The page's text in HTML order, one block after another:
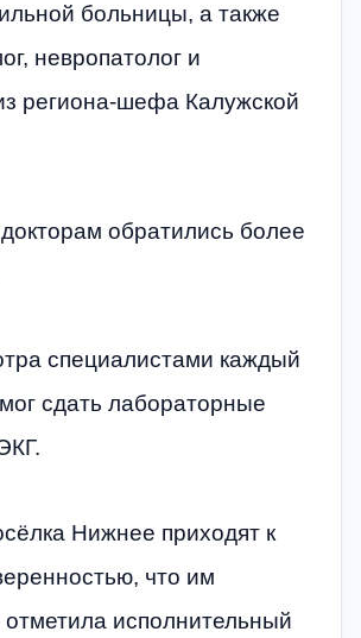
больницы, а также
невропатолог и
региона-шефа Калужской
обратились более
специалистами каждый
сдать лабораторные
Нижнее приходят к
что им
отметила исполнительный